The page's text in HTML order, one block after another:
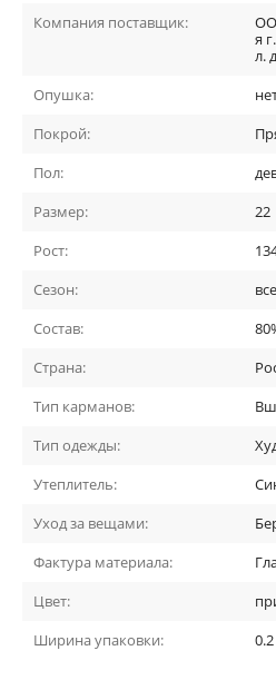
Компания поставщик:
я
л.
Опушка:
Покрой:
Пол:
Размер:
22
Рост:
Сезон:
Состав:
Страна:
Тип карманов:
Тип одежды:
Утеплитель:
Уход за вещами:
Фактура материала:
Цвет:
Ширина упаковки:
0.2